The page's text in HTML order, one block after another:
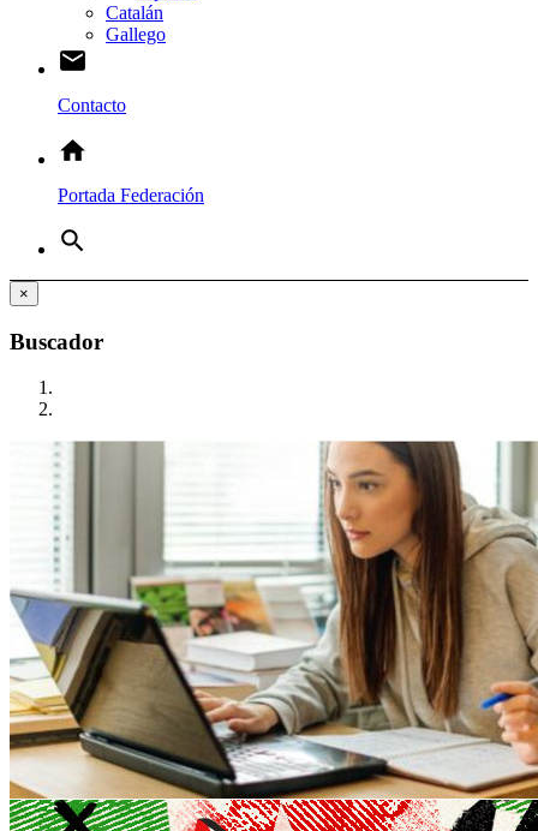
Catalán
Gallego
email
Contacto
home
Portada Federación
search
×
Buscador